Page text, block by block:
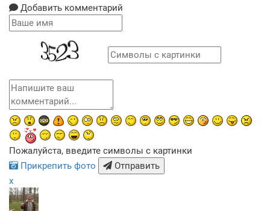
Добавить комментарий
Пожалуйста, введите символы с картинки
Прикрепить фото
Отправить
x